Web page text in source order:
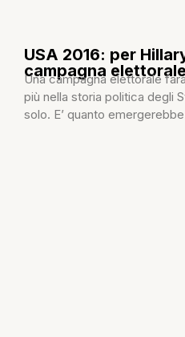
USA 2016: per
campagna
Una campagna elettorale
più nella storia politica degli
solo. E’ quanto